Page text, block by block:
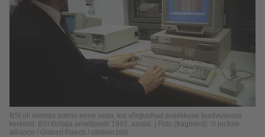
BSI oli olemas ammu enne seda, kui võrguohud avalikkuse teadvusesse
kerkisid: BSI töötaja ametipostil 1992. aastal. | Foto (fragment): © picture
alliance / Gisbert Paech / ullstein bild